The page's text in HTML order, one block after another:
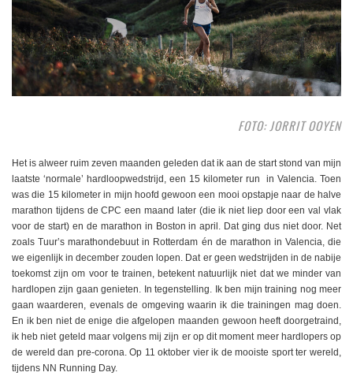
FOTO: JORRIT OOYEN
Het is alweer ruim zeven maanden geleden dat ik aan de start stond van mijn
laatste ‘normale’ hardloopwedstrijd, een 15 kilometer run in Valencia. Toen
was die 15 kilometer in mijn hoofd gewoon een mooi opstapje naar de halve
marathon tijdens de CPC een maand later (die ik niet liep door een val vlak
voor de start) en de marathon in Boston in april. Dat ging dus niet door. Net
zoals Tuur’s marathondebuut in Rotterdam én de marathon in Valencia, die
we eigenlijk in december zouden lopen. Dat er geen wedstrijden in de nabije
toekomst zijn om voor te trainen, betekent natuurlijk niet dat we minder van
hardlopen zijn gaan genieten. In tegenstelling. Ik ben mijn training nog meer
gaan waarderen, evenals de omgeving waarin ik die trainingen mag doen.
En ik ben niet de enige die afgelopen maanden gewoon heeft doorgetraind,
ik heb niet geteld maar volgens mij zijn er op dit moment meer hardlopers op
de wereld dan pre-corona. Op 11 oktober vier ik de mooiste sport ter wereld,
tijdens NN Running Day.